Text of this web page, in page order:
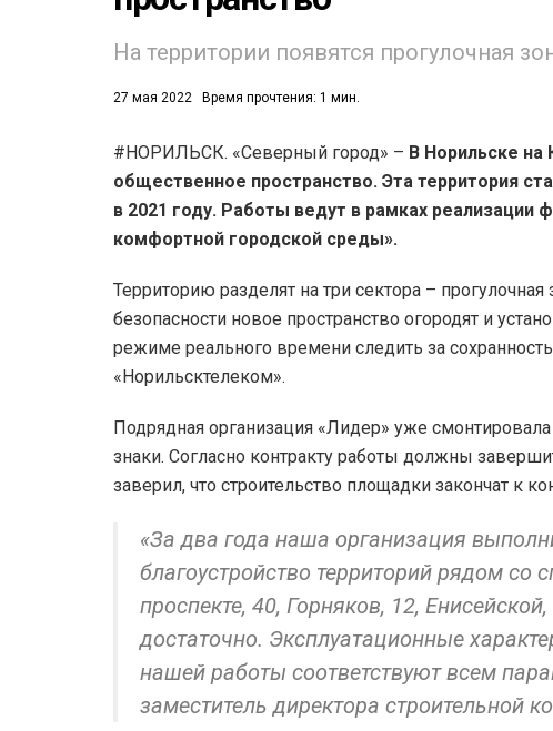
На территории появятся прогулочная
27 мая 2022 Время прочтения: 1 мин.
#НОРИЛЬСК. «Северный город» – В Норильске на
общественное пространство. Эта территория
в 2021 году. Работы ведут в рамках реализации
комфортной городской среды».
Территорию разделят на три сектора –
безопасности новое пространство огородят и
режиме реального времени следить за
«Норильсктелеком».
Подрядная организация «Лидер» уже
знаки. Согласно контракту работы должны
заверил, что строительство площадки закончат к
«За два года наша организация
благоустройство территорий рядом со
проспекте, 40, Горняков, 12,
достаточно. Эксплуатационные
нашей работы соответствуют всем
заместитель директора строительной